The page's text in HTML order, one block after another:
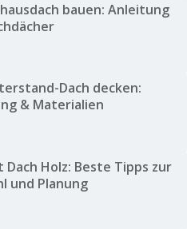
bauen: Anleitung
Dach decken:
& Materialien
Dach Holz: Beste Tipps zur
und Planung